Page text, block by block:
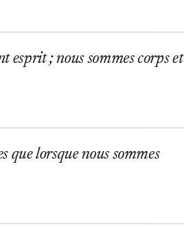
esprit ; nous sommes corps et
que lorsque nous sommes